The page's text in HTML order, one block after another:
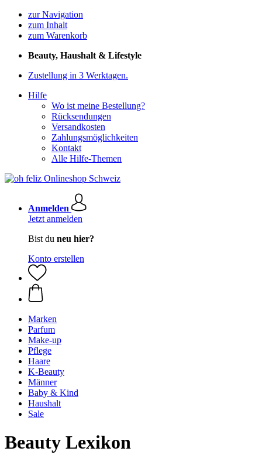
zur Navigation
zum Inhalt
zum Warenkorb
Beauty, Haushalt & Lifestyle
Zustellung in 3 Werktagen.
Hilfe
Wo ist meine Bestellung?
Rücksendungen
Versandkosten
Zahlungsmöglichkeiten
Kontakt
Alle Hilfe-Themen
Anmelden
Jetzt anmelden
Bist du neu hier?
Konto erstellen
Marken
Parfum
Make-up
Pflege
Haare
K-Beauty
Männer
Baby & Kind
Haushalt
Sale
Beauty Lexikon